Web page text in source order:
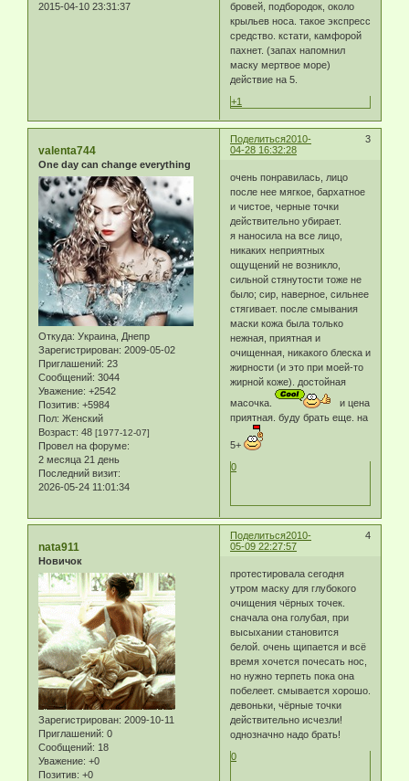
2015-04-10 23:31:37
бровей, подбородок, около
крыльев носа. такое экспресс
средство. кстати, камфорой
пахнет. (запах напомнил
маску мертвое море)
действие на 5.
+1
Поделиться 3
2010-
04-28 16:32:28
valenta744
One day can change everything
Откуда: Украина, Днепр
Зарегистрирован: 2009-05-02
Приглашений: 23
Сообщений: 3044
Уважение: +2542
Позитив: +5984
Пол: Женский
Возраст: 48 [1977-12-07]
Провел на форуме:
2 месяца 21 день
Последний визит:
2026-05-24 11:01:34
очень понравилась, лицо
после нее мягкое, бархатное
и чистое, черные точки
действительно убирает.
я наносила на все лицо,
никаких неприятных
ощущений не возникло,
сильной стянутости тоже не
было; сир, наверное, сильнее
стягивает. после смывания
маски кожа была только
нежная, приятная и
очищенная, никакого блеска и
жирности (и это при моей-то
жирной коже). достойная
масочка.
и цена
приятная. буду брать еще. на
5+
0
Поделиться 4
2010-
05-09 22:27:57
nata911
Новичок
Зарегистрирован: 2009-10-11
Приглашений: 0
Сообщений: 18
Уважение: +0
Позитив: +0
протестировала сегодня
утром маску для глубокого
очищения чёрных точек.
сначала она голубая, при
высыхании становится
белой. очень щипается и всё
время хочется почесать нос,
но нужно терпеть пока она
побелеет. смывается хорошо.
девоньки, чёрные точки
действительно исчезли!
однозначно надо брать!
0